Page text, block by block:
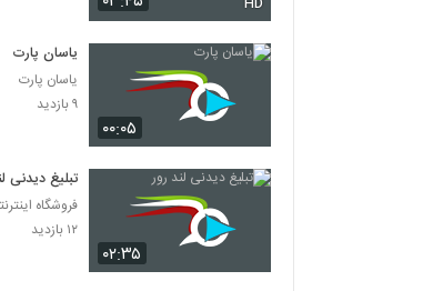
۰۰:۰۵
یاسان پارت
یاسان پارت
۹ بازدید
۰۲:۳۵
تبلیغ دیدنی
فروشگاه
۱۲ بازدید